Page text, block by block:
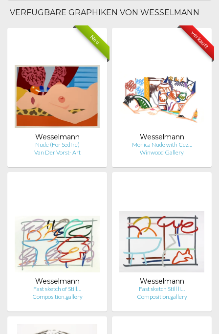
VERFÜGBARE GRAPHIKEN VON WESSELMANN
Neu
Wesselmann
Nude (For Sedfre)
Van Der Vorst- Art
verkauft
Wesselmann
Monica Nude with Cez…
Winwood Gallery
Wesselmann
Fast sketch of Still…
Composition.gallery
Wesselmann
Fast sketch Still li…
Composition.gallery